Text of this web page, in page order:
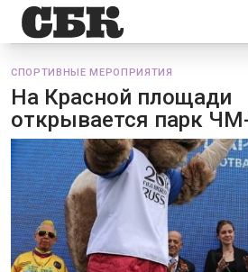
СПОРТИВНЫЕ МЕРОПРИЯТИЯ
На Красной площади
открывается парк